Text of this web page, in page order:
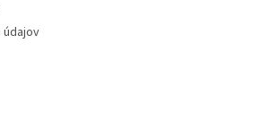
údajov